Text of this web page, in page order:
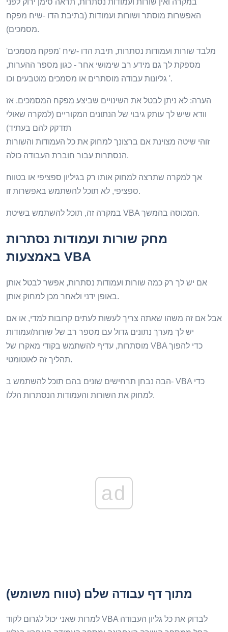
במקרה ואין שורות ועמודות נסתרות, תראה סימן ירוק לפני
האפשרות מוסתר ושורות ועמודות (בתיבת הדו -שיח מפקח
מסמכים).
מלבד שורות ועמודות נסתרות, תיבת הדו -שיח 'מפקח מסמכים'
מספקת לך גם מידע רב שימושי אחר - כגון מספר ההערות,
גליונות עבודה מוסתרים או מסמכים מוטבעים וכו '.
הערה: לא ניתן לבטל את השינויים שביצע מפקח המסמכים. אז
וודא שיש לך עותק גיבוי של הנתונים המקוריים (למקרה שאולי
תזדקק להם בעתיד)
זוהי שיטה מצוינת אם ברצונך למחוק את כל העמודות והשורות
הנסתרות עבור חוברת העבודה כולה.
אך למקרה שתרצה למחוק אותו רק בגיליון ספציפי או בטווח
ספציפי, לא תוכל להשתמש באפשרות זו.
במקרה זה, תוכל להשתמש בשיטת VBA המכוסה בהמשך.
מחק שורות ועמודות נסתרות
באמצעות VBA
אם יש לך רק כמה שורות ועמודות נסתרות, אפשר לבטל אותן
באופן ידני ולאחר מכן למחוק אותן.
אבל אם זה משהו שאתה צריך לעשות לעתים קרובות למדי, או אם
יש לך מערך נתונים גדול עם מספר רב של שורות/עמודות
מוסתרות, עדיף להשתמש בקודי מאקרו של VBA כדי להפוך
תהליך זה לאוטומטי.
הבה נבחן תרחישים שונים בהם תוכל להשתמש ב- VBA כדי
למחוק את השורות והעמודות הנסתרות הללו.
ad
מתוך דף עבודה שלם (טווח משומש)
למרות שאני יכול לגרום לקוד VBA לבדוק את כל גליון העבודה